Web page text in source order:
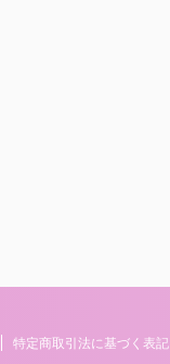
特定商取引法に基づく表記